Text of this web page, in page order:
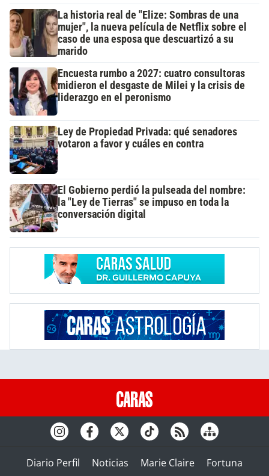
La historia real de "Elize: Sombras de una
mujer", la nueva película de Netflix sobre el
caso de una esposa que descuartizó a su
marido
Encuesta rumbo a 2027: cuatro consultoras
midieron el desgaste de Milei y la crisis de
liderazgo en el peronismo
Ley de Propiedad Privada: qué senadores
votaron a favor y cuáles en contra
El Gobierno perdió la pulseada del nombre:
la "Ley de Tierras" se impuso en toda la
conversación digital
Diario Perfil Noticias Marie Claire
Fortuna